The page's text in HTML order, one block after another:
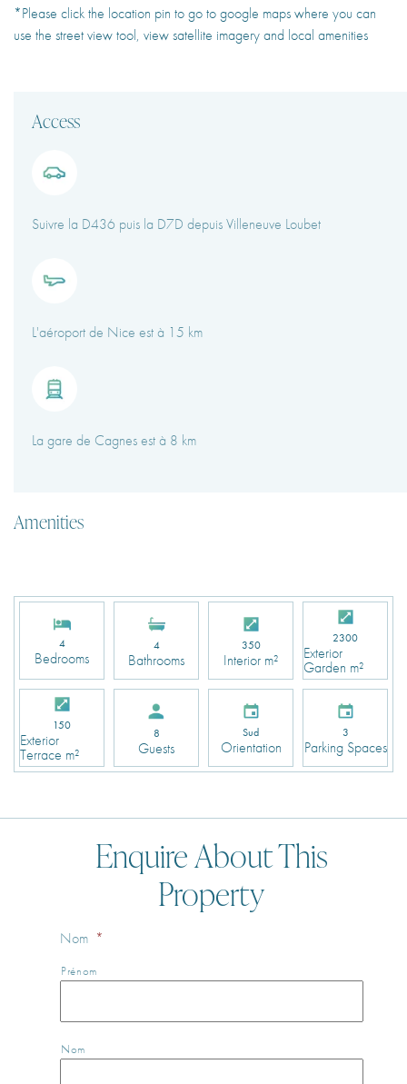
*Please click the location pin to go to google maps where you can
use the street view tool, view satellite imagery and local amenities
Access
Suivre la D436 puis la D7D depuis Villeneuve Loubet
L'aéroport de Nice est à 15 km
La gare de Cagnes est à 8 km
Amenities
4
Bedrooms
4
Bathrooms
350
Interior m²
2300
Exterior
Garden m²
150
Exterior
Terrace m²
8
Guests
Sud
Orientation
3
Parking Spaces
Enquire About This
Property
Nom *
Prénom
Nom